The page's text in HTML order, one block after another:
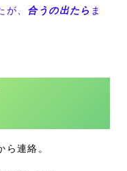
、 合うの出たら ま
連絡。